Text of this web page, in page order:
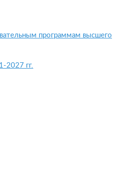
программам высшего
2027 гг.